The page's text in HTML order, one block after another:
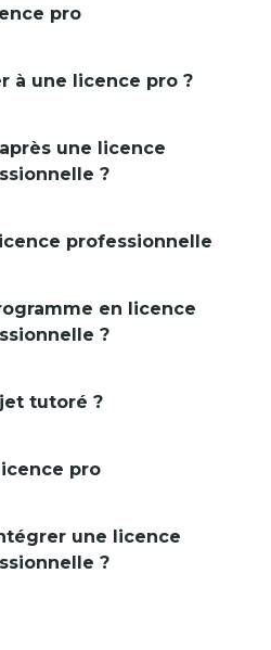
pro
à une licence pro ?
?
professionnelle
?
tutoré ?
pro
?